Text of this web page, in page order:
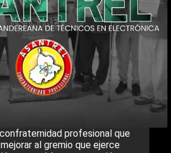
profesional que
al gremio que ejerce